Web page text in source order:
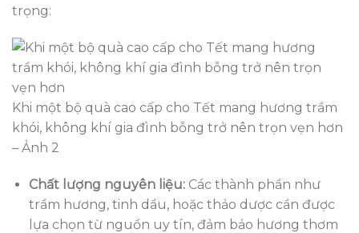
trọng:
Khi một bộ quà cao cấp cho Tết mang hương trầm
khói, không khí gia đình bỗng trở nên trọn vẹn hơn
– Ảnh 2
Chất lượng nguyên liệu:Các thành phần như
trầm hương, tinh dầu, hoặc thảo dược cần được
lựa chọn từ nguồn uy tín, đảm bảo hương thơm